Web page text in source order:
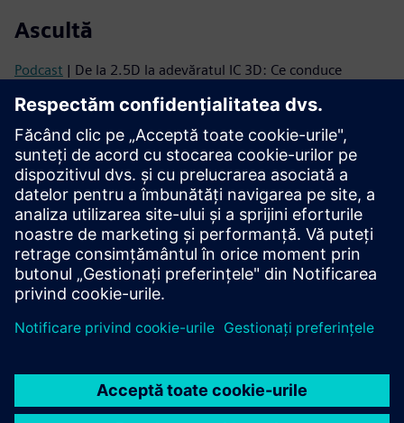
Ascultă
Podcast | De la 2.5D la adevăratul IC 3D: Ce conduce
Podcast| De ce IC-urile 3D au nevoie de o schimbare de
mentalitate - și cum să o faci să se întâmple
Citiți
Broșură | Suita de soluții Innovator3D IC
Seria de cărți electronice| Ghidul dvs. pentru integrarea
eterogenă de succes